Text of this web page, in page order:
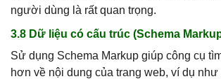
người dùng là rất quan trọng.
3.8 Dữ liệu có cấu trúc (Schema
Sử dụng Schema Markup giúp công cụ
hơn về nội dung của trang web, ví dụ như